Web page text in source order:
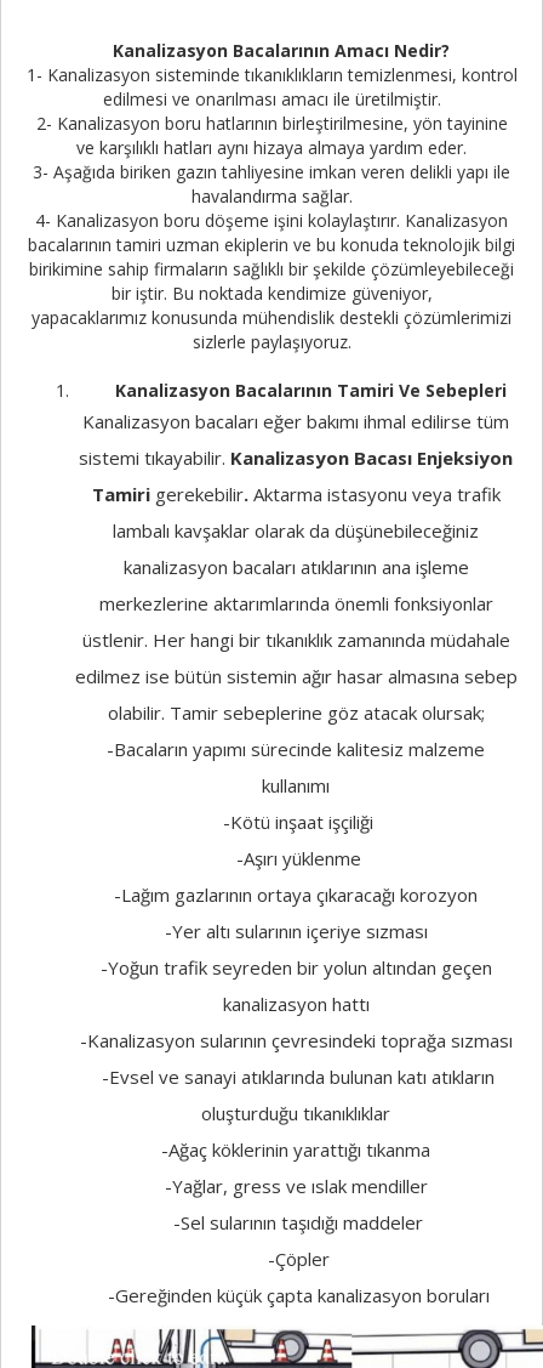
Kanalizasyon Bacalarının Amacı Nedir?
1- Kanalizasyon sisteminde tıkanıklıkların temizlenmesi, kontrol
edilmesi ve onarılması amacı ile üretilmiştir.
2- Kanalizasyon boru hatlarının birleştirilmesine, yön tayinine
ve karşılıklı hatları aynı hizaya almaya yardım eder.
3- Aşağıda biriken gazın tahliyesine imkan veren delikli yapı ile
havalandırma sağlar.
4- Kanalizasyon boru döşeme işini kolaylaştırır. Kanalizasyon
bacalarının tamiri uzman ekiplerin ve bu konuda teknolojik bilgi
birikimine sahip firmaların sağlıklı bir şekilde çözümleyebileceği
bir iştir. Bu noktada kendimize güveniyor,
yapacaklarımız konusunda mühendislik destekli çözümlerimizi
sizlerle paylaşıyoruz.
Kanalizasyon Bacalarının Tamiri Ve Sebepleri
Kanalizasyon bacaları eğer bakımı ihmal edilirse tüm
sistemi tıkayabilir. Kanalizasyon Bacası Enjeksiyon
Tamiri gerekebilir. Aktarma istasyonu veya trafik
lambalı kavşaklar olarak da düşünebileceğiniz
kanalizasyon bacaları atıklarının ana işleme
merkezlerine aktarımlarında önemli fonksiyonlar
üstlenir. Her hangi bir tıkanıklık zamanında müdahale
edilmez ise bütün sistemin ağır hasar almasına sebep
olabilir. Tamir sebeplerine göz atacak olursak;
-Bacaların yapımı sürecinde kalitesiz malzeme
kullanımı
-Kötü inşaat işçiliği
-Aşırı yüklenme
-Lağım gazlarının ortaya çıkaracağı korozyon
-Yer altı sularının içeriye sızması
-Yoğun trafik seyreden bir yolun altından geçen
kanalizasyon hattı
-Kanalizasyon sularının çevresindeki toprağa sızması
-Evsel ve sanayi atıklarında bulunan katı atıkların
oluşturduğu tıkanıklıklar
-Ağaç köklerinin yarattığı tıkanma
-Yağlar, gress ve ıslak mendiller
-Sel sularının taşıdığı maddeler
-Çöpler
-Gereğinden küçük çapta kanalizasyon boruları